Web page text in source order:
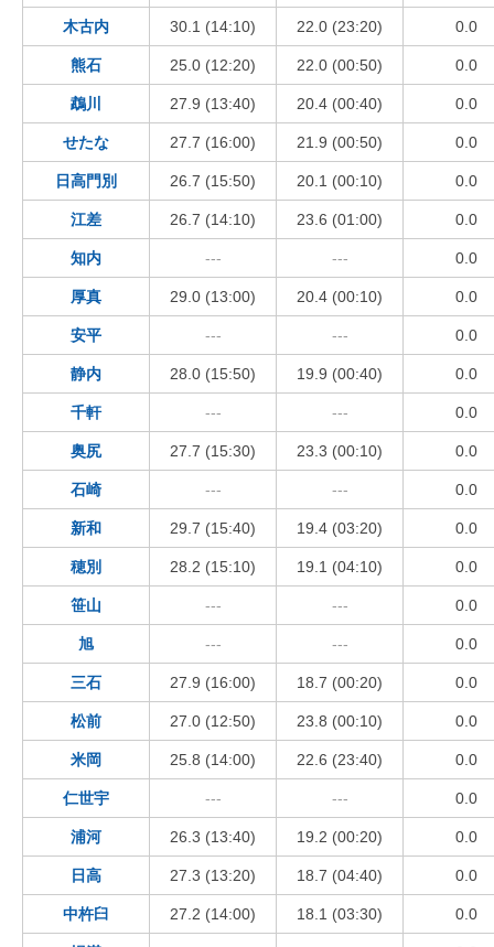
木古内 30.1 (14:10) 22.0 (23:20) 0.0
熊石 25.0 (12:20) 22.0 (00:50) 0.0
鵡川 27.9 (13:40) 20.4 (00:40) 0.0
せたな 27.7 (16:00) 21.9 (00:50) 0.0
日高門別 26.7 (15:50) 20.1 (00:10) 0.0
江差 26.7 (14:10) 23.6 (01:00) 0.0
知内 --- --- 0.0
厚真 29.0 (13:00) 20.4 (00:10) 0.0
安平 --- --- 0.0
静内 28.0 (15:50) 19.9 (00:40) 0.0
千軒 --- --- 0.0
奥尻 27.7 (15:30) 23.3 (00:10) 0.0
石崎 --- --- 0.0
新和 29.7 (15:40) 19.4 (03:20) 0.0
穂別 28.2 (15:10) 19.1 (04:10) 0.0
笹山 --- --- 0.0
旭 --- --- 0.0
三石 27.9 (16:00) 18.7 (00:20) 0.0
松前 27.0 (12:50) 23.8 (00:10) 0.0
米岡 25.8 (14:00) 22.6 (23:40) 0.0
仁世宇 --- --- 0.0
浦河 26.3 (13:40) 19.2 (00:20) 0.0
日高 27.3 (13:20) 18.7 (04:40) 0.0
中杵臼 27.2 (14:00) 18.1 (03:30) 0.0